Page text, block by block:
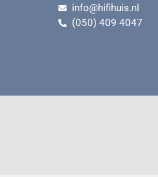
info@hifihuis.nl
(050) 409 4047